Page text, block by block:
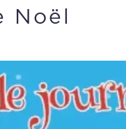
Noël